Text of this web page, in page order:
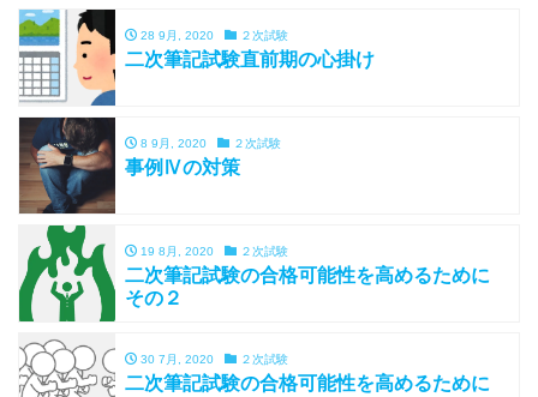
28 9月, 2020 ２次試験
二次筆記試験直前期の心掛け
8 9月, 2020 ２次試験
事例Ⅳの対策
19 8月, 2020 ２次試験
二次筆記試験の合格可能性を高めるために
その２
30 7月, 2020 ２次試験
二次筆記試験の合格可能性を高めるために